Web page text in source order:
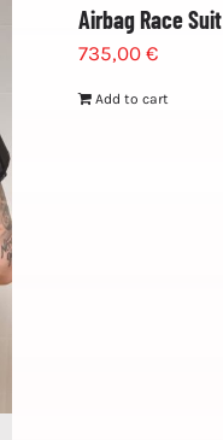
Airbag Race Suit
735,00€
Add to cart